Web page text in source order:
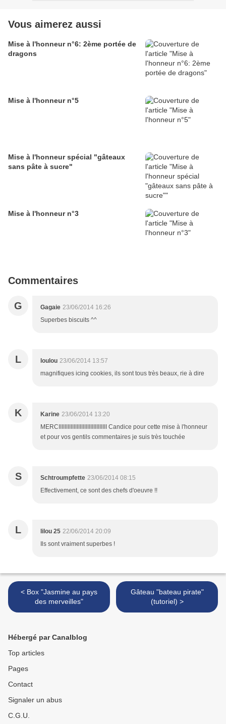
Vous aimerez aussi
Mise à l'honneur n°6: 2ème portée de
dragons
Mise à l'honneur n°5
Mise à l'honneur spécial "gâteaux
sans pâte à sucre"
Mise à l'honneur n°3
Commentaires
G Gagaie 23/06/2014 16:26
Superbes biscuits ^^
L loulou 23/06/2014 13:57
magnifiques icing cookies, ils sont tous très beaux, rie à dire
K Karine 23/06/2014 13:20
MERCIIIIIIIIIIIIIIIIIIIIIIIIIIIIIIII Candice pour cette mise à l'honneur
et pour vos gentils commentaires je suis très touchée
S Schtroumpfette 23/06/2014 08:15
Effectivement, ce sont des chefs d'oeuvre !!
L lilou 25 22/06/2014 20:09
Ils sont vraiment superbes !
< Box "Jasmine au pays
des merveilles"
Gâteau "bateau pirate"
(tutoriel) >
Hébergé par Canalblog
Top articles
Pages
Contact
Signaler un abus
C.G.U.